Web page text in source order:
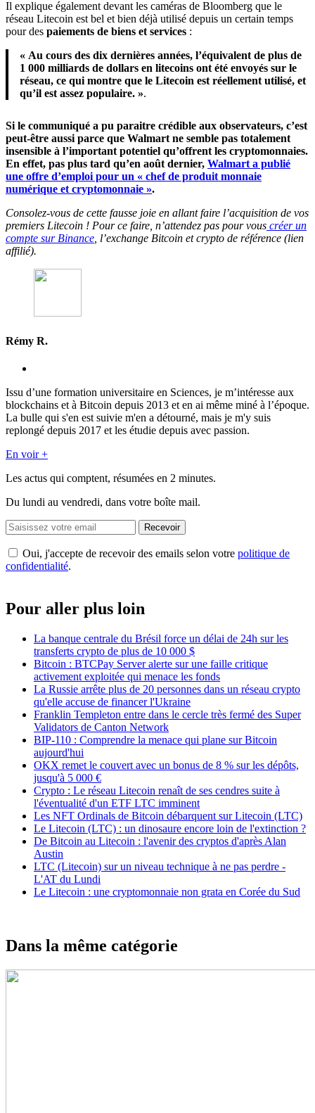
Il explique également devant les caméras de Bloomberg que le
réseau Litecoin est bel et bien déjà utilisé depuis un certain temps
pour des paiements de biens et services :
« Au cours des dix dernières années, l’équivalent de plus de
1 000 milliards de dollars en litecoins ont été envoyés sur le
réseau, ce qui montre que le Litecoin est réellement utilisé, et
qu’il est assez populaire. ».
Si le communiqué a pu paraitre crédible aux observateurs, c’est
peut-être aussi parce que Walmart ne semble pas totalement
insensible à l’important potentiel qu’offrent les cryptomonnaies.
En effet, pas plus tard qu’en août dernier, Walmart a publié
une offre d’emploi pour un « chef de produit monnaie
numérique et cryptomonnaie ».
Consolez-vous de cette fausse joie en allant faire l’acquisition de vos
premiers Litecoin ! Pour ce faire, n’attendez pas pour vous créer un
compte sur Binance, l’exchange Bitcoin et crypto de référence (lien
affilié).
Rémy R.
Issu d’une formation universitaire en Sciences, je m’intéresse aux
blockchains et à Bitcoin depuis 2013 et en ai même miné à l’époque.
La bulle qui s'en est suivie m'en a détourné, mais je m'y suis
replongé depuis 2017 et les étudie depuis avec passion.
En voir +
Les actus qui comptent, résumées en 2 minutes.
Du lundi au vendredi, dans votre boîte mail.
Recevoir
Oui, j'accepte de recevoir des emails selon votre politique de
confidentialité.
Pour aller plus loin
La banque centrale du Brésil force un délai de 24h sur les
transferts crypto de plus de 10 000 $
Bitcoin : BTCPay Server alerte sur une faille critique
activement exploitée qui menace les fonds
La Russie arrête plus de 20 personnes dans un réseau crypto
qu'elle accuse de financer l'Ukraine
Franklin Templeton entre dans le cercle très fermé des Super
Validators de Canton Network
BIP-110 : Comprendre la menace qui plane sur Bitcoin
aujourd'hui
OKX remet le couvert avec un bonus de 8 % sur les dépôts,
jusqu'à 5 000 €
Crypto : Le réseau Litecoin renaît de ses cendres suite à
l'éventualité d'un ETF LTC imminent
Les NFT Ordinals de Bitcoin débarquent sur Litecoin (LTC)
Le Litecoin (LTC) : un dinosaure encore loin de l'extinction ?
De Bitcoin au Litecoin : l'avenir des cryptos d'après Alan
Austin
LTC (Litecoin) sur un niveau technique à ne pas perdre -
L'AT du Lundi
Le Litecoin : une cryptomonnaie non grata en Corée du Sud
Dans la même catégorie